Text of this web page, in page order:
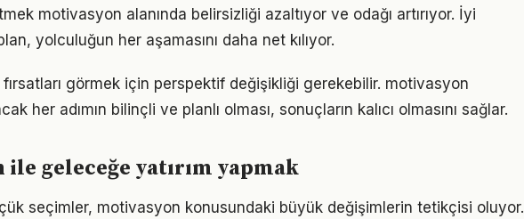
motivasyon alanında belirsizliği azaltıyor ve odağı artırıyor. İyi
yolculuğun her aşamasını daha net kılıyor.
fırsatları görmek için perspektif değişikliği gerekebilir. motivasyon
her adımın bilinçli ve planlı olması, sonuçların kalıcı olmasını sağlar.
ile geleceğe yatırım yapmak
seçimler, motivasyon konusundaki büyük değişimlerin tetikçisi oluyor.